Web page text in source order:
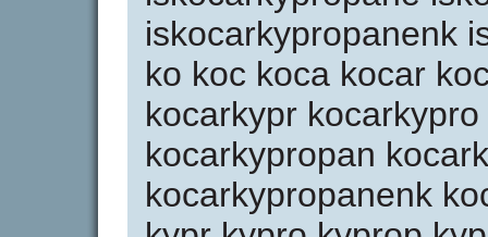
iskocarkypropanenk
ko koc koca kocar
kocarkypr
kocarkypropan
kocarkypropanenk